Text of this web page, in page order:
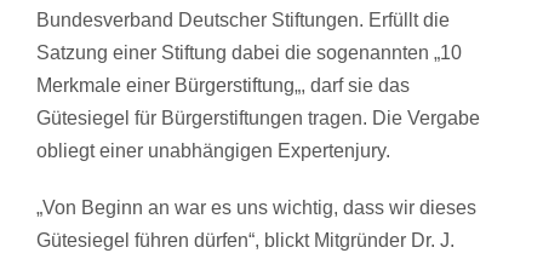
Bundesverband Deutscher Stiftungen. Erfüllt die
Satzung einer Stiftung dabei die sogenannten „10
Merkmale einer Bürgerstiftung„, darf sie das
Gütesiegel für Bürgerstiftungen tragen. Die Vergabe
obliegt einer unabhängigen Expertenjury.
„Von Beginn an war es uns wichtig, dass wir dieses
Gütesiegel führen dürfen“, blickt Mitgründer Dr. J.